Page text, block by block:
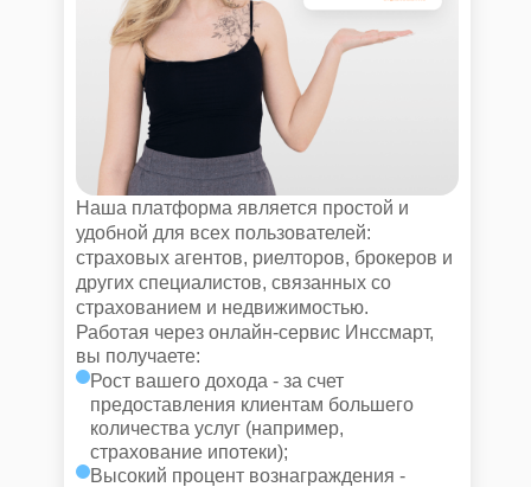
Наша платформа является простой и
удобной для всех пользователей:
страховых агентов, риелторов, брокеров и
других специалистов, связанных со
страхованием и недвижимостью.
Работая через онлайн-сервис Инссмарт,
вы получаете:
Рост вашего дохода - за счет
предоставления клиентам большего
количества услуг (например,
страхование ипотеки);
Высокий процент вознаграждения -